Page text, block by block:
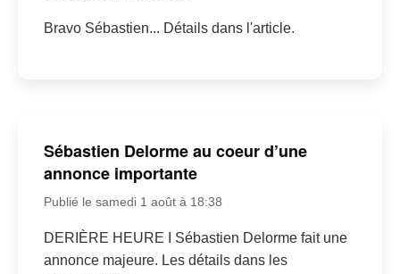
Bravo Sébastien... Détails dans l'article.
Sébastien Delorme au coeur d’une
annonce importante
Publié le samedi 1 août à 18:38
DERIÈRE HEURE I Sébastien Delorme fait une
annonce majeure. Les détails dans les